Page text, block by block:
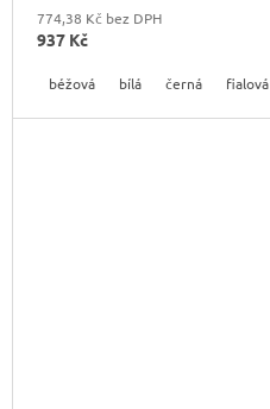
774,38 Kč bez DPH
937 Kč
béžová bílá černá fialová